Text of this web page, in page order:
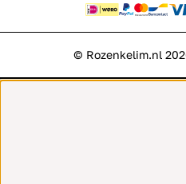
© Rozenkelim.nl